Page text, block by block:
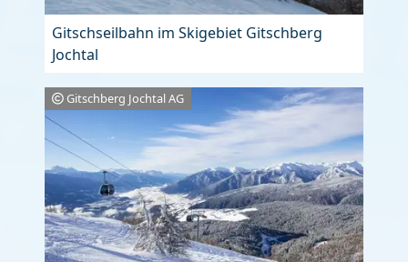
Gitschseilbahn im Skigebiet Gitschberg
Jochtal
Gitschberg Jochtal AG